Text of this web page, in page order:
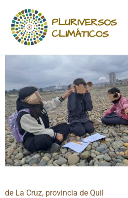
Equipo de Pluriversos Climáticos
Cuentas, Cultura y Cambio
Bamboo de comuna de La Cruz.
de La Cruz, provincia de Quil